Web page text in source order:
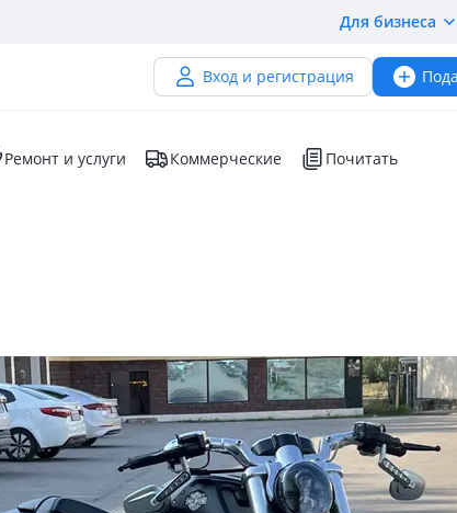
Для бизнеса
Вход и регистрация
Ремонт и услуги Коммерческие Почитать